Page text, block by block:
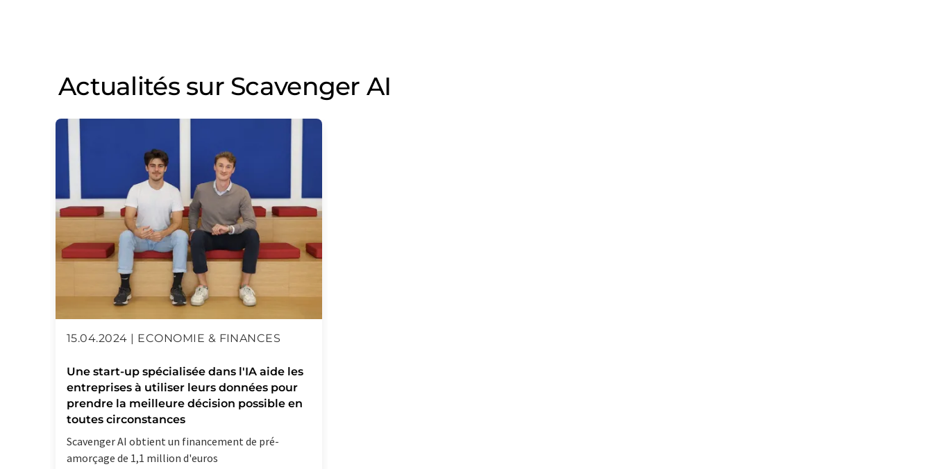
Actualités sur Scavenger AI
15.04.2024 | ECONOMIE & FINANCES
Une start-up spécialisée dans l'IA aide les
entreprises à utiliser leurs données pour
prendre la meilleure décision possible en
toutes circonstances
Scavenger AI obtient un financement de pré-
amorçage de 1,1 million d'euros